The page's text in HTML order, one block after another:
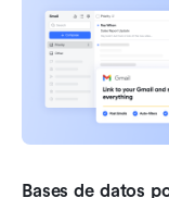
Bases de datos